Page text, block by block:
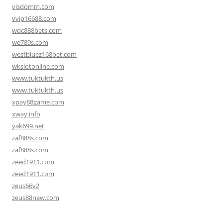
visdomm.com
vvip16688.com
wdc888bets.com
we789s.com
westbluez168bet.com
wkslotonline.com
www.tuktukth.us
www.tuktukth.us
xpay88game.com
xway.info
yak699.net
zaf888s.com
zaf888s.com
zeed1911.com
zeed1911.com
zeus66v2
zeus88new.com